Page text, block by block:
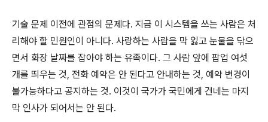
기술 문제 이전에 관점의 문제다. 지금 이 시스템을 쓰는 사람은 처
리해야 할 민원인이 아니다. 사랑하는 사람을 막 잃고 눈물을 닦으
면서 화장 날짜를 잡아야 하는 유족이다. 그 사람 앞에 팝업 여섯
개를 띄우는 것, 전화 예약은 안 된다고 안내하는 것, 예약 변경이
불가능하다고 공지하는 것. 이것이 국가가 국민에게 건네는 마지
막 인사가 되어서는 안 된다.